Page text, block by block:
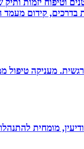
וטיפוח יזמות ותיק
בדרכים, קידום
מעניקה טיפול
להתנהלות כלכלית ויעוץ